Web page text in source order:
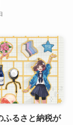
ふるさと納税が